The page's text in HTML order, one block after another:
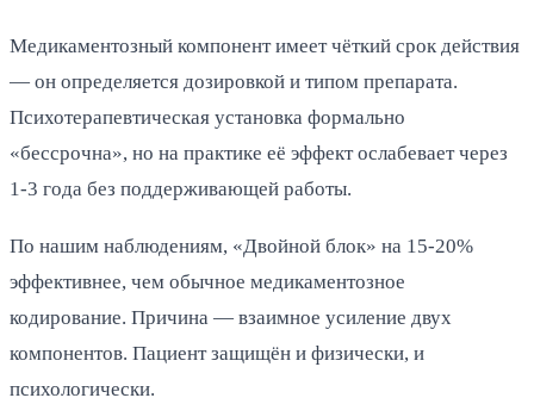
Медикаментозный компонент имеет чёткий срок действия
— он определяется дозировкой и типом препарата.
Психотерапевтическая установка формально
«бессрочна», но на практике её эффект ослабевает через
1-3 года без поддерживающей работы.
По нашим наблюдениям, «Двойной блок» на 15-20%
эффективнее, чем обычное медикаментозное
кодирование. Причина — взаимное усиление двух
компонентов. Пациент защищён и физически, и
психологически.